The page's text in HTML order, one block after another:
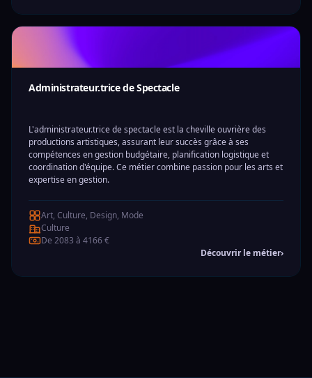
Administrateur.trice de Spectacle
L'administrateur.trice de spectacle est la cheville ouvrière des
productions artistiques, assurant leur succès grâce à ses
compétences en gestion budgétaire, planification logistique et
coordination d'équipe. Ce métier combine passion pour les arts et
expertise en gestion.
Art, Culture, Design, Mode
Culture
De 2083 à 4166 €
Découvrir le métier›